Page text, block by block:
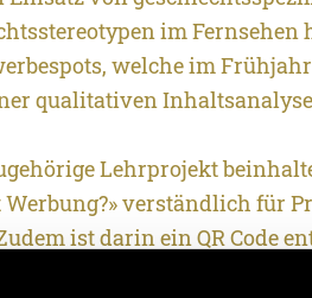
im
welche im
qualitativen
Lehrprojekt
Werbung?» verständlich für
ist darin ein QR Code